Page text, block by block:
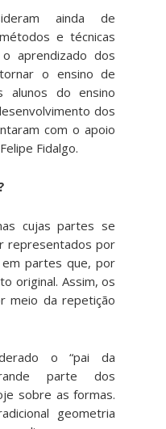
ainda de
e técnicas
aprendizado dos
o ensino de
alunos do ensino
dos
com o apoio
Fidalgo.
cujas partes se
representados por
partes que, por
original. Assim, os
meio da repetição
o “pai da
parte dos
sobre as formas.
geometria